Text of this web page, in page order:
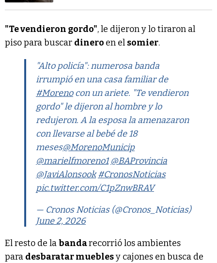
"Te vendieron gordo", le dijeron y lo tiraron al
piso para buscar dinero en el somier.
"Alto policía": numerosa banda
irrumpió en una casa familiar de
#Morenocon un ariete. "Te vendieron
gordo" le dijeron al hombre y lo
redujeron. A la esposa la amenazaron
con llevarse al bebé de 18
meses@MorenoMunicip
@marielfmoreno1 @BAProvincia
@JaviAlonsook #CronosNoticias
pic.twitter.com/C1pZnwBRAV
— Cronos Noticias (@Cronos_Noticias)
June 2, 2026
El resto de labandarecorrió los ambientes
para desbaratar mueblesy cajones en busca de